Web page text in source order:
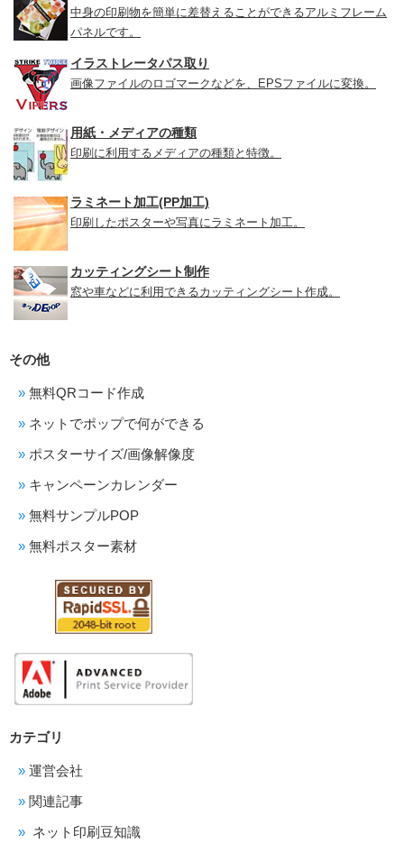
中身の印刷物を簡単に差替えることができるアルミフレーム
パネルです。
イラストレータパス取り
画像ファイルのロゴマークなどを、EPSファイルに変換。
用紙・メディアの種類
印刷に利用するメディアの種類と特徴。
ラミネート加工(PP加工)
印刷したポスターや写真にラミネート加工。
カッティングシート制作
窓や車などに利用できるカッティングシート作成。
その他
無料QRコード作成
ネットでポップで何ができる
ポスターサイズ/画像解像度
キャンペーンカレンダー
無料サンプルPOP
無料ポスター素材
カテゴリ
運営会社
関連記事
ネット印刷豆知識